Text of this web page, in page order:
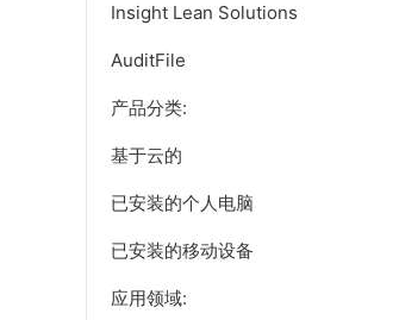
Insight Lean Solutions
AuditFile
产品分类:
基于云的
已安装的个人电脑
已安装的移动设备
应用领域: